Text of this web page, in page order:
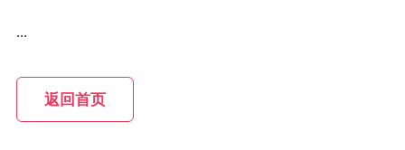
...
返回首页